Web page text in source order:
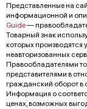
Представленные на
информационной и
Guide—
Товарный знак
которых производятся
неавторизованных
Правообладателями
представителями в
гражданский оборот в
Информация о
ценах, возможных